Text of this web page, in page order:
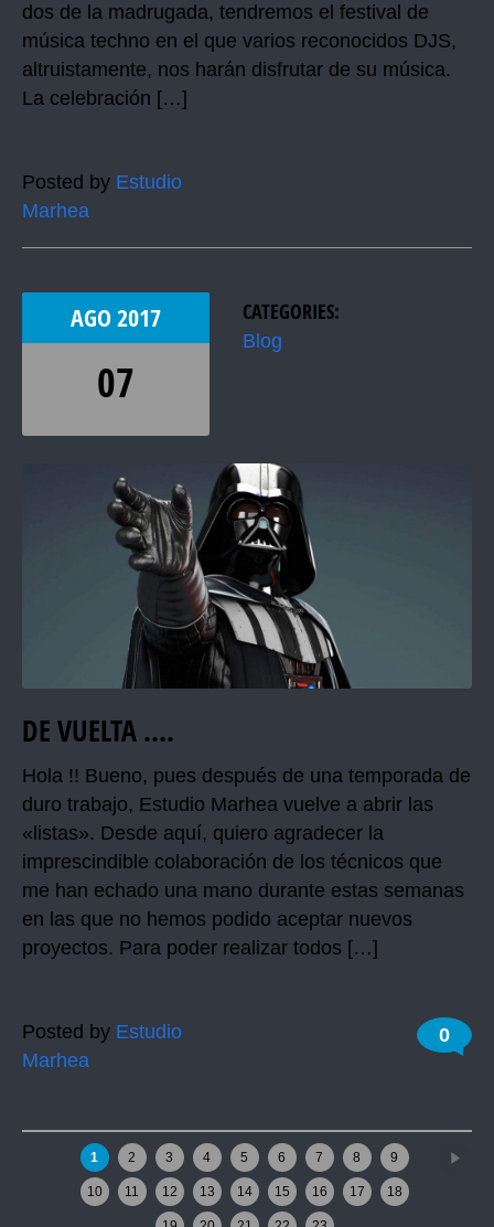
dos de la madrugada, tendremos el festival de
música techno en el que varios reconocidos DJS,
altruistamente, nos harán disfrutar de su música.
La celebración […]
Posted by Estudio
Marhea
AGO2017
07
CATEGORIES:
Blog
DE VUELTA ….
Hola !! Bueno, pues después de una temporada de
duro trabajo, Estudio Marhea vuelve a abrir las
«listas». Desde aquí, quiero agradecer la
imprescindible colaboración de los técnicos que
me han echado una mano durante estas semanas
en las que no hemos podido aceptar nuevos
proyectos. Para poder realizar todos […]
Posted by Estudio
Marhea
0
1 2 3 4 5 6 7 8 9
10 11 12 13 14 15 16 17 18
Older posts →